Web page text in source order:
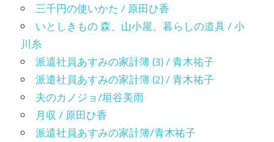
三千円の使いかた / 原田ひ香
いとしきもの 森、山小屋、暮らしの道具 / 小
川糸
派遣社員あすみの家計簿 (3) / 青木祐子
派遣社員あすみの家計簿 (2) / 青木祐子
夫のカノジョ/垣谷美雨
月収 / 原田ひ香
派遣社員あすみの家計簿/青木祐子